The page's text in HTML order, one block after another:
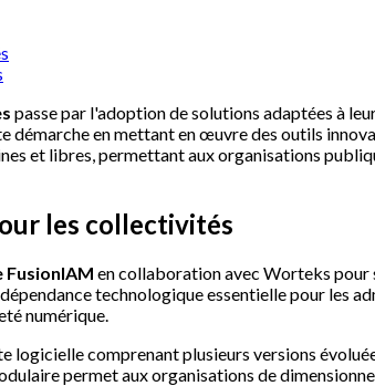
passe par l'adoption de solutions adaptées à
démarche en mettant en œuvre des outils
et libres, permettant aux organisations
les collectivités
FusionIAM en collaboration avec Worteks pour
technologique essentielle pour
numérique.
logicielle comprenant plusieurs versions
permet aux organisations de